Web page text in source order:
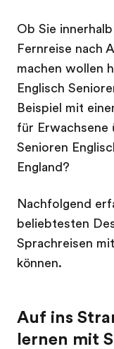
Ob Sie
Fernreise nach
machen wollen
Englisch
Beispiel mit
für Erwachsene
Senioren
England?
Nachfolgend
beliebtesten
Sprachreisen
können.
Auf ins
lernen mit